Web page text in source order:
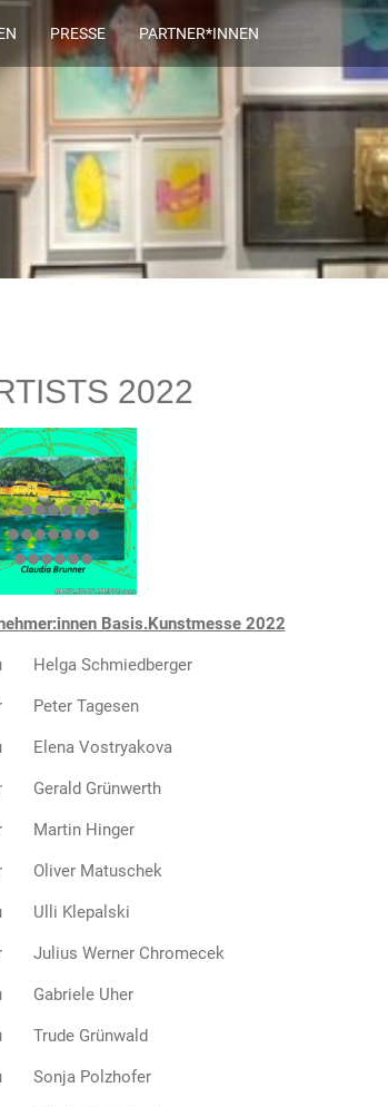
PRESSE PARTNER*INNEN
2022
Basis.Kunstmesse 2022
Helga Schmiedberger
Peter Tagesen
Elena Vostryakova
Gerald Grünwerth
Martin Hinger
Oliver Matuschek
Ulli Klepalski
Julius Werner Chromecek
Gabriele Uher
Trude Grünwald
Sonja Polzhofer